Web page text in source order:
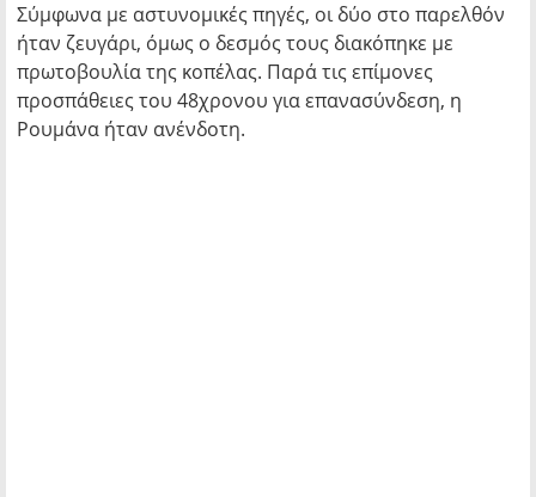
Σύμφωνα με αστυνομικές πηγές, οι δύο στο παρελθόν
ήταν ζευγάρι, όμως ο δεσμός τους διακόπηκε με
πρωτοβουλία της κοπέλας. Παρά τις επίμονες
προσπάθειες του 48χρονου για επανασύνδεση, η
Ρουμάνα ήταν ανένδοτη.